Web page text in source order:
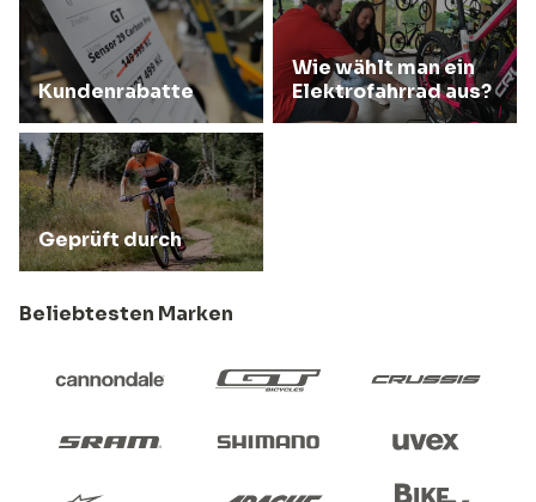
Kundenrabatte
Wie wählt man ein
Elektrofahrrad aus?
Geprüft durch
Beliebtesten Marken